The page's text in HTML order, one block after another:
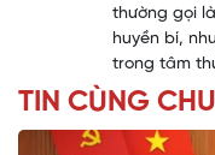
thường gọi
huyền bí,
trong tâm
TIN CÙNG